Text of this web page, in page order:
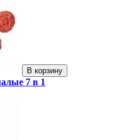
В корзину
7 в 1